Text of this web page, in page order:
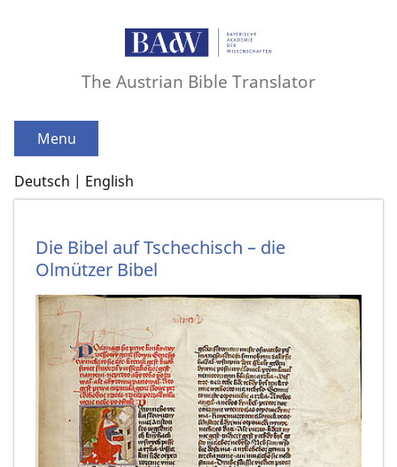
The Austrian Bible Translator
Menu
Deutsch English
Die Bibel auf Tschechisch – die
Olmützer Bibel